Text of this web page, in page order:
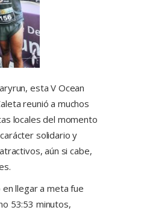
esta V Ocean
reunió a muchos
locales del momento
solidario y
aún si cabe,
llegar a meta fue
53:53 minutos,